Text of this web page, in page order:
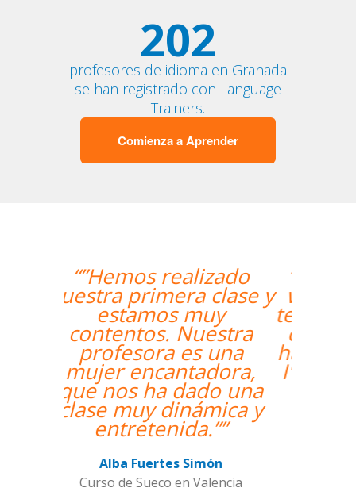
202
profesores de idioma en Granada
se han registrado con Language
Trainers.
Comienza a Aprender
“”The course is going
well and Eugenia, my
teacher, is fantastic. My
communication skills
have improved greatly.
I'm really enjoying the
lessons!””
Miguel Eufrasio
Groupe GM